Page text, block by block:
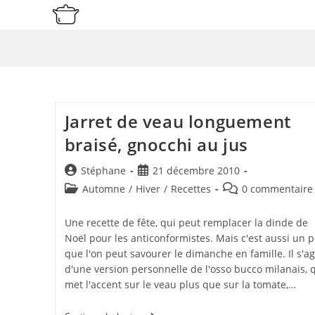
Jarret de veau longuement
braisé, gnocchi au jus
Auteur/autrice
de
Stéphane
Publication
publiée :
21 décembre 2010
PostAutomne / Hiver / Recettes
Commentaires
la
publication :
0 commentaire
Une recette de fête, qui peut remplacer la dinde de
Noël pour les anticonformistes. Mais c'est aussi un
que l'on peut savourer le dimanche en famille. Il
d'une version personnelle de l'osso bucco milanais,
met l'accent sur le veau plus que sur la tomate,…